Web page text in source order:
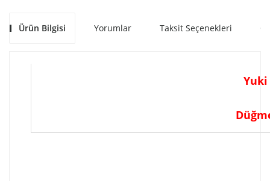
Ürün Bilgisi Yorumlar Taksit Seçenekleri
Yuki